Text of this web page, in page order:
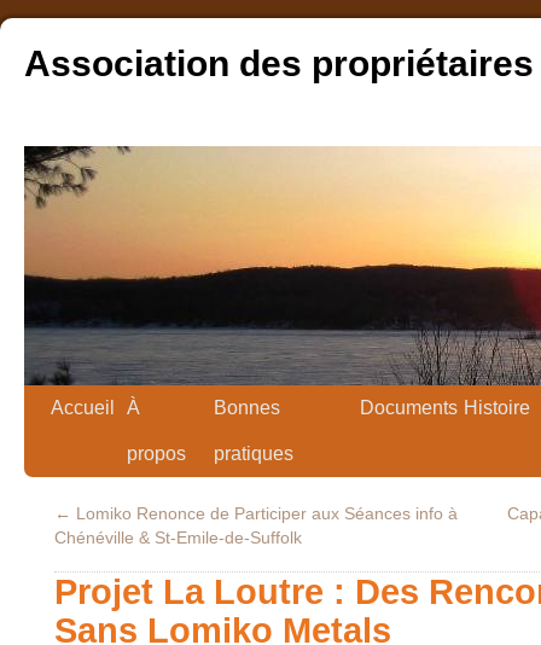
Association des
Accueil À
propos
Bonnes
pratiques
Documents Histoire
← Lomiko Renonce de Participer aux Séances info à
Chénéville & St-Emile-de-Suffolk
Projet La Loutre : Des
Sans Lomiko Metals